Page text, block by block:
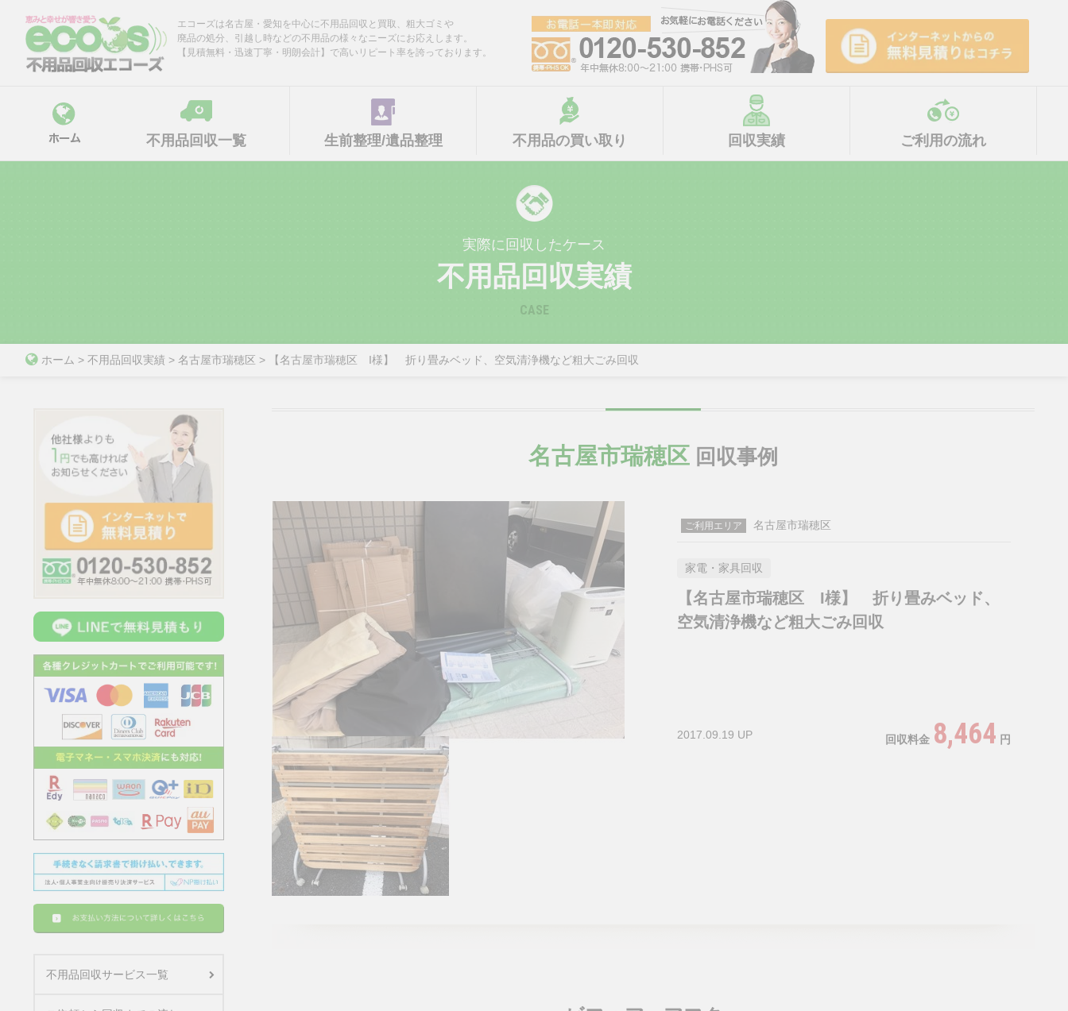
content
エコーズは名古屋・愛知を中心に不用品回収と買取、粗大ゴミや
廃品の処分、引越し時などの不用品の様々なニーズにお応えします。
【見積無料・迅速丁寧・明朗会計】で高いリピート率を誇っております。
不用品回収一覧 生前整理/遺品整理 不用品の買い取り 回収実績 ご利用の流れ
実際に回収したケース
不用品回収実績
CASE
ホーム > 不用品回収実績 > 名古屋市瑞穂区 > 【名古屋市瑞穂区 I様】 折り畳みベッド、空気清浄機など粗大ごみ回収
不用品回収サービス一覧
名古屋市瑞穂区 回収事例
ご利用エリア 名古屋市瑞穂区
家電・家具回収
【名古屋市瑞穂区 I様】 折り畳みベッド、
空気清浄機など粗大ごみ回収
2017.09.19 UP 回収料金 8,464 円